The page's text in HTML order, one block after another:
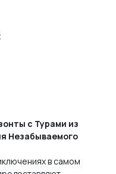
с Турами из
Незабываемого
в самом